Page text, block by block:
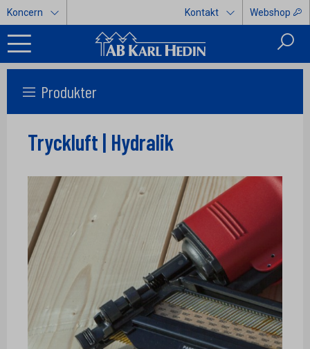
Koncern Kontakt Webshop
Produkter
Tryckluft | Hydralik